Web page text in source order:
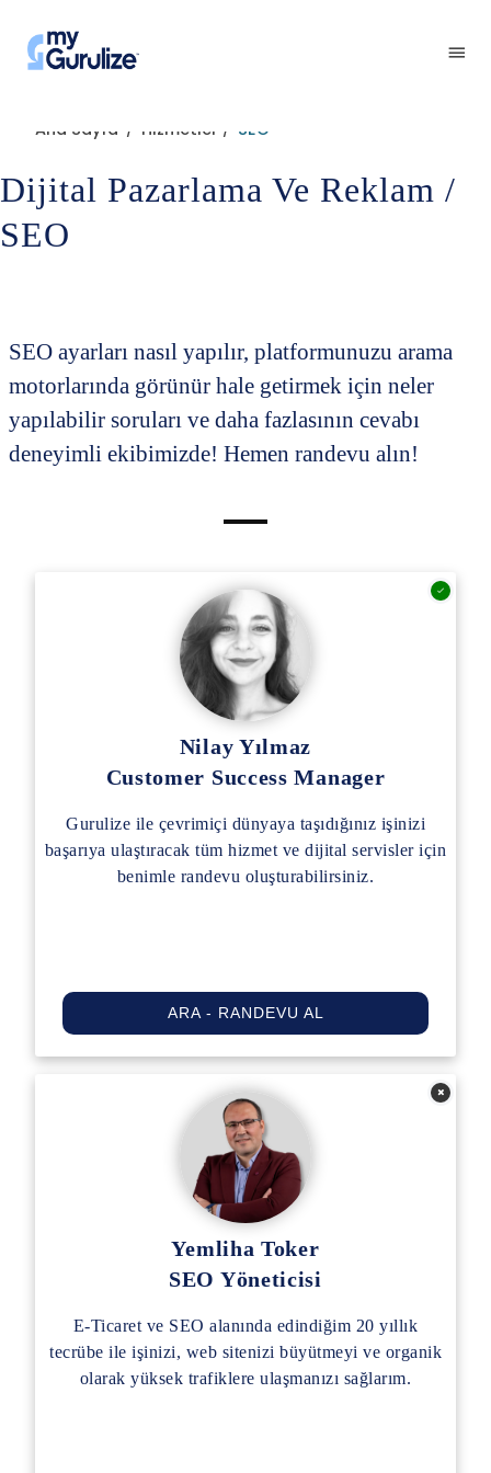
Ana Sayfa / Hizmetler / SEO
Dijital Pazarlama Ve Reklam /
SEO
SEO ayarları nasıl yapılır, platformunuzu arama
motorlarında görünür hale getirmek için neler
yapılabilir soruları ve daha fazlasının cevabı
deneyimli ekibimizde! Hemen randevu alın!
Nilay Yılmaz
Customer Success Manager
Gurulize ile çevrimiçi dünyaya taşıdığınız işinizi
başarıya ulaştıracak tüm hizmet ve dijital servisler için
benimle randevu oluşturabilirsiniz.
ARA - RANDEVU AL
Yemliha Toker
SEO Yöneticisi
E-Ticaret ve SEO alanında edindiğim 20 yıllık
tecrübe ile işinizi, web sitenizi büyütmeyi ve organik
olarak yüksek trafiklere ulaşmanızı sağlarım.